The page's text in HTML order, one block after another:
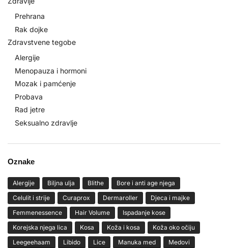
Prehrana
Rak dojke
Zdravstvene tegobe
Alergije
Menopauza i hormoni
Mozak i pamćenje
Probava
Rad jetre
Seksualno zdravlje
Oznake
Alergije Biljna ulja Blithe
Bore i anti age njega
Celulit i strije
Curaprox Dermaroller
Djeca i majke
Femmenessence
Hair Volume
Ispadanje kose
Korejska njega lica
Kosa Koža i kosa
Koža oko očiju
Leegeehaam
Libido Lice Manuka med
Medovi